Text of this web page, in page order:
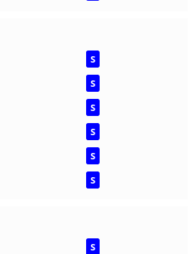
S
S
S
S
S
S
S